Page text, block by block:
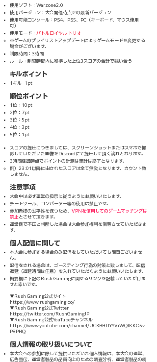
使用ソフト：Warzone2.0
使用バージョン：大会開催時点での最新バージョン
使用可能コンソール：PS4、PS5、PC（キーボード、マウス使用
可）
使用モード： バトルロイヤル トリオ
※ゲームのプレイリストアップデートによりゲームモードを変更する
場合がございます。
制限時間：3時間
ルール：制限時間内に獲得した上位3スコアの合計で競い合う​​
キルポイント
1キル=1pt
順位ポイント
1位：10pt
2位：7pt
3位：5pt
4位：3pt
5位：1pt
スコアの提出につきましては、スクリーンショットまたはスマホで撮
影していただいた画像をDiscordにて提出して頂く流れとなります。
3時間経過時点でポイントの計測は集計は終了となります。
例）23:01以降に出されたスコアは全て無効となります。カウント致
しません。
注意事項
大会中は必ず運営の指示に従うようにお願いいたします。
チートツール、コンバーター等の使用は禁止です。
参加者様の公平性を保つため、 VPNを使用してのゲームマッチングは
禁止とさせて頂きます。​
運営側で不正と判断した場合は大会参加権利を剥奪させていただきま
す。
個人配信に関して
本大会に参加する場合のみ配信をしていただいても問題ございませ
ん。
配信をされる場合は、ゴースティング行為の対策と致しまして、配信
遅延（遅延時間は任意）を入れていただくようにお願いいたします。
概要欄に下記のRush Gamingに関するリンクを記載していただけま
すと幸いです。
▼Rush Gaming公式サイト
https://www.rushgaming.co/
▼Rush Gaming公式Twitter
https://twitter.com/RushGamingJP
▼Rush Gaming公式YouTubeチャンネル
https://www.youtube.com/channel/UC3BHJJYYViWQfKKO5v
P8PHQ
個人情報の取り扱いについて
本大会への参加に際して提供いただいた個人情報は、本大会の運営、
広告宣伝、運営者製品の品質向上のための調査分析、運営者製品の統